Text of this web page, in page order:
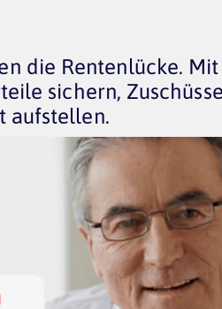
die Rentenlücke.
sichern,
aufstellen.